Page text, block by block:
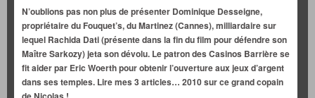
N’oublions pas non plus de présenter Dominique Desseigne,
propriétaire du Fouquet’s, du Martinez (Cannes), milliardaire sur
lequel Rachida Dati (présente dans la fin du film pour défendre son
Maître Sarkozy) jeta son dévolu. Le patron des Casinos Barrière se
fit aider par Eric Woerth pour obtenir l’ouverture aux jeux d’argent
dans ses temples. Lire mes 3 articles… 2010 sur ce grand copain